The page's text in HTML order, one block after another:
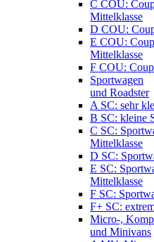
C COU:
Mittelklasse
D COU:
E COU:
Mittelklasse
F COU:
Sportwagen
und Roadster
A SC: sehr
B SC: kleine
C SC:
Mittelklasse
D SC:
E SC:
Mittelklasse
F SC:
F+ SC:
Micro-,
und Minivans